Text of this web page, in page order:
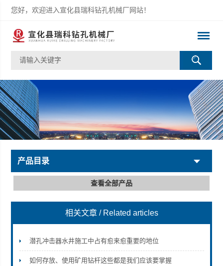
您好，欢迎进入宣化县瑞科钻孔机械厂网站！
产品目录
查看全部产品
相关文章 / Related articles
潜孔冲击器水井施工中占有愈来愈重要的地位
如何存放、使用矿用钻杆这些都是我们应该要掌握